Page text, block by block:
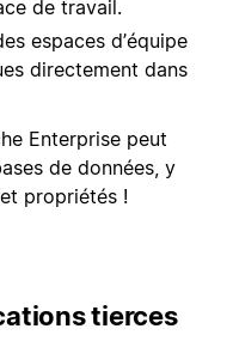
de travail.
espaces d’équipe
directement dans
Enterprise peut
de données, y
propriétés !
tierces